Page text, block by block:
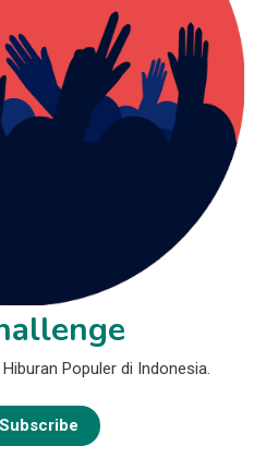
Populer di Indonesia.
Subscribe